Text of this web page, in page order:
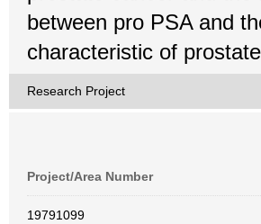
between pro PSA and
characteristic of
Research Project
Project/Area Number
19791099